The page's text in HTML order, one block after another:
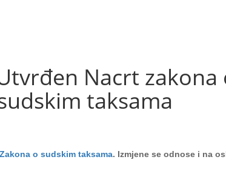
Utvrđen Nacrt zakona
taksama
o sudskim taksama. Izmjene se odnose i na